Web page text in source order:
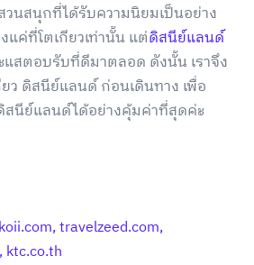
นุกที่ได้รับความนิยมเป็นอย่าง
แค่ที่โตเกียวเท่านั้น แต่ดิสนีย์แลนด์
แสตอบรับที่ดีมาตลอด ดังนั้น เราจึง
ยว ดิสนีย์แลนด์ ก่อนเดินทาง เพื่อ
สนีย์แลนด์ได้อย่างคุ้มค่าที่สุดค่ะ
travelzeed.com,
ktc.co.th